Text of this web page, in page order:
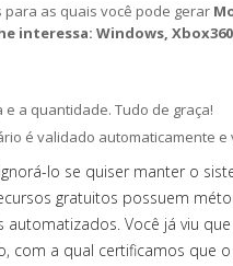
as quais você pode gerar
interessa: Windows,
a quantidade. Tudo de graça!
é validado automaticamente
lo se quiser manter o
gratuitos possuem
automatizados. Você já viu
com a qual certificamos que